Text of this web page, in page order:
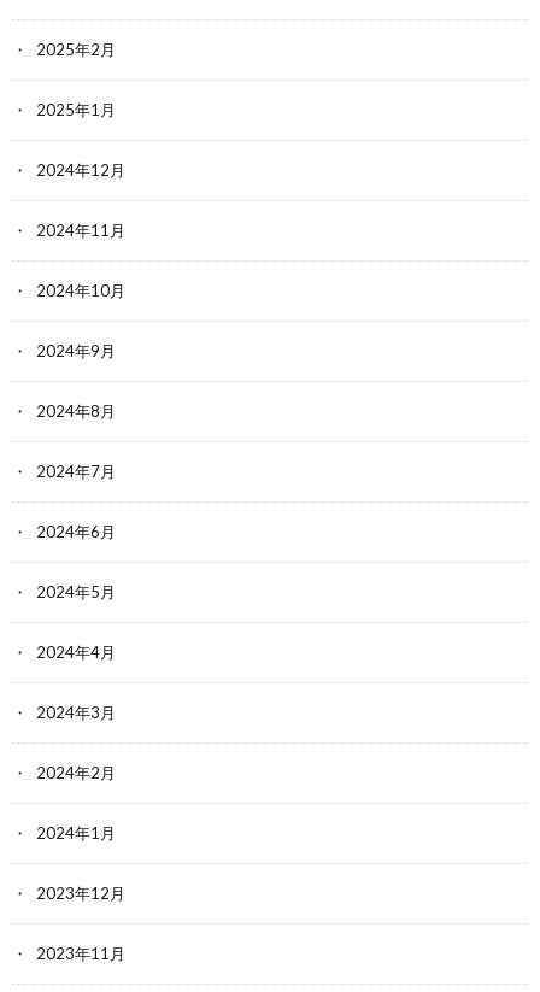
2025年2月
2025年1月
2024年12月
2024年11月
2024年10月
2024年9月
2024年8月
2024年7月
2024年6月
2024年5月
2024年4月
2024年3月
2024年2月
2024年1月
2023年12月
2023年11月